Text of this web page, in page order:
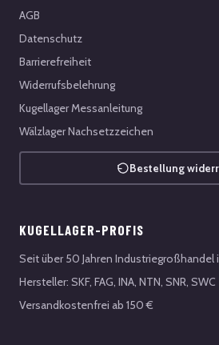
AGB
Datenschutz
Barrierefreiheit
Widerrufsbelehrung
Kugellager Messanleitung
Wälzlager Nachsetzzeichen
Bestellung
KUGELLAGER-PROFIS
Seit über 50 Jahren Industriegroßhandel
Hersteller: SKF, FAG, INA, NTN, SNR, SWC
Versandkostenfrei ab 150 €